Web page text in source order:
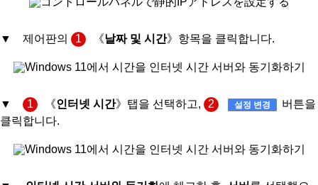
▼ 제어판의 1 《날짜 및 시간》항목을 클릭합니다.
▼ 1 《인터넷 시간》탭을 선택하고, 2 설정 변경
버튼을
클릭합니다.